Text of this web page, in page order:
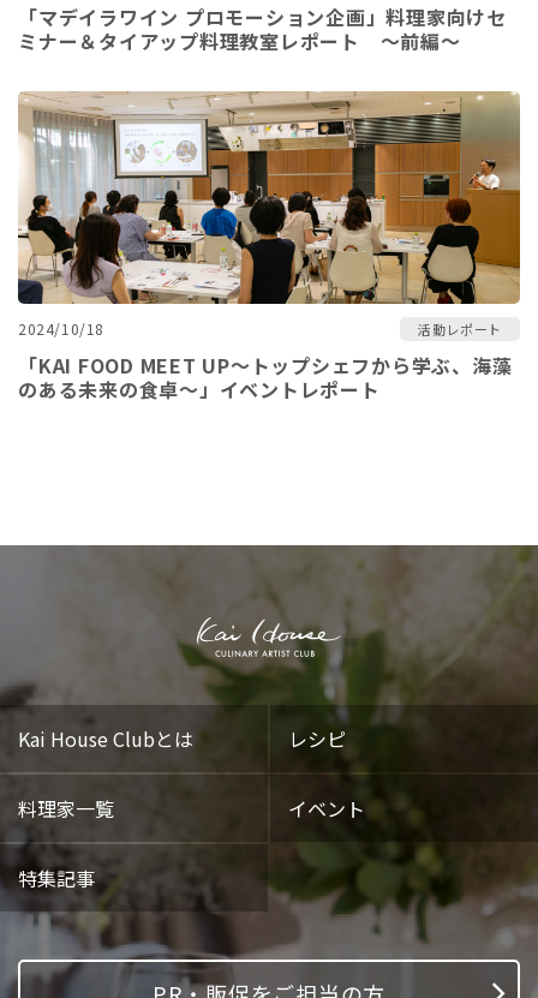
「マデイラワイン プロモーション企画」料理家向けセ
ミナー＆タイアップ料理教室レポート ～前編～
2024/10/18 活動レポート
「KAI FOOD MEET UP～トップシェフから学ぶ、海藻
のある未来の食卓～」イベントレポート
Kai House Clubとは レシピ
料理家一覧 イベント
特集記事